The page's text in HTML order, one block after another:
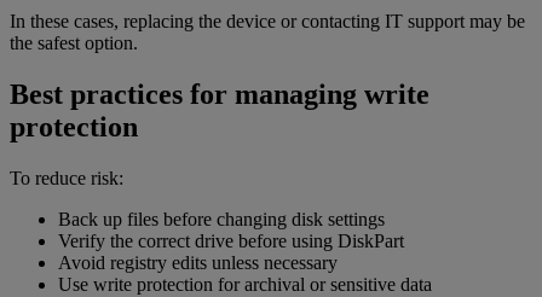
In these cases, replacing the device or contacting IT support may be
the safest option.
Best practices for managing write
protection
To reduce risk:
Back up files before changing disk settings
Verify the correct drive before using DiskPart
Avoid registry edits unless necessary
Use write protection for archival or sensitive data